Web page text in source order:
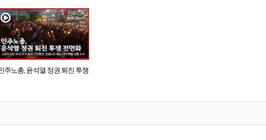
주노총, 윤석열 정권 퇴진 투쟁